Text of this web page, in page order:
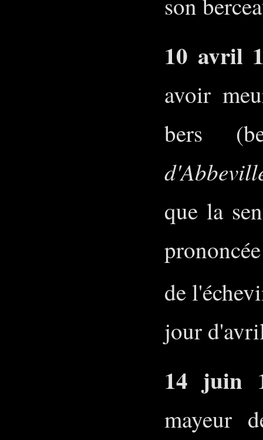
10 avril
avoir
bers
que la
de
jour
14 juin
mayeur